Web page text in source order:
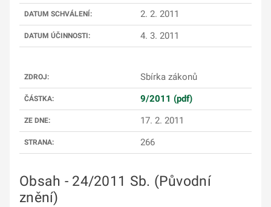
DATUM SCHVÁLENÍ: 2. 2. 2011
DATUM ÚČINNOSTI: 4. 3. 2011
ZDROJ: Sbírka zákonů
ČÁSTKA: 9/2011 (pdf)
ZE DNE: 17. 2. 2011
STRANA: 266
Obsah - 24/2011 Sb. (Původní
znění)